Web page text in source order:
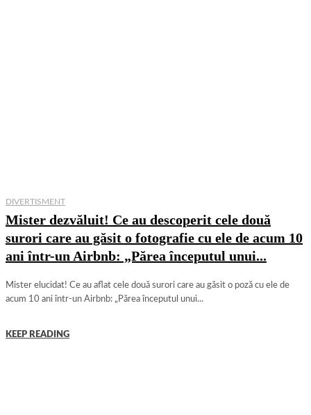
DIVERTISMENT
Mister dezvăluit! Ce au descoperit cele două
surori care au găsit o fotografie cu ele de acum 10
ani într-un Airbnb: „Părea începutul unui...
Mister elucidat! Ce au aflat cele două surori care au găsit o poză cu ele de
acum 10 ani într-un Airbnb: „Părea începutul unui...
KEEP READING